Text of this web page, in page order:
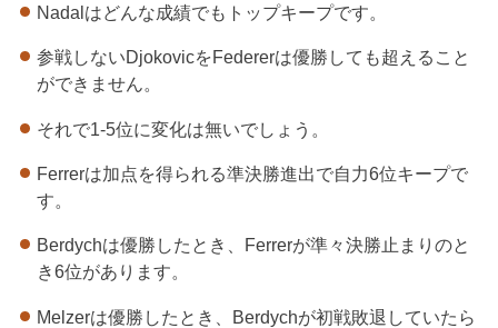
Nadalはどんな成績でもトップキープです。
参戦しないDjokovicをFedererは優勝しても超えること
ができません。
それで1-5位に変化は無いでしょう。
Ferrerは加点を得られる準決勝進出で自力6位キープで
す。
Berdychは優勝したとき、Ferrerが準々決勝止まりのと
き6位があります。
Melzerは優勝したとき、Berdychが初戦敗退していたら